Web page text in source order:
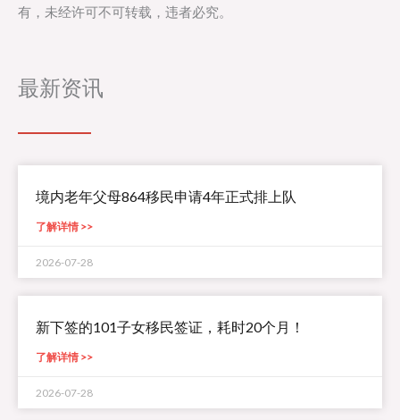
有，未经许可不可转载，违者必究。
最新资讯
境内老年父母864移民申请4年正式排上队
了解详情 >>
2026-07-28
新下签的101子女移民签证，耗时20个月！
了解详情 >>
2026-07-28